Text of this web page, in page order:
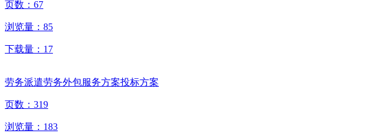
页数： 67
浏览量： 85
下载量： 17
劳务派遣劳务外包服务方案投标方案
页数： 319
浏览量： 183